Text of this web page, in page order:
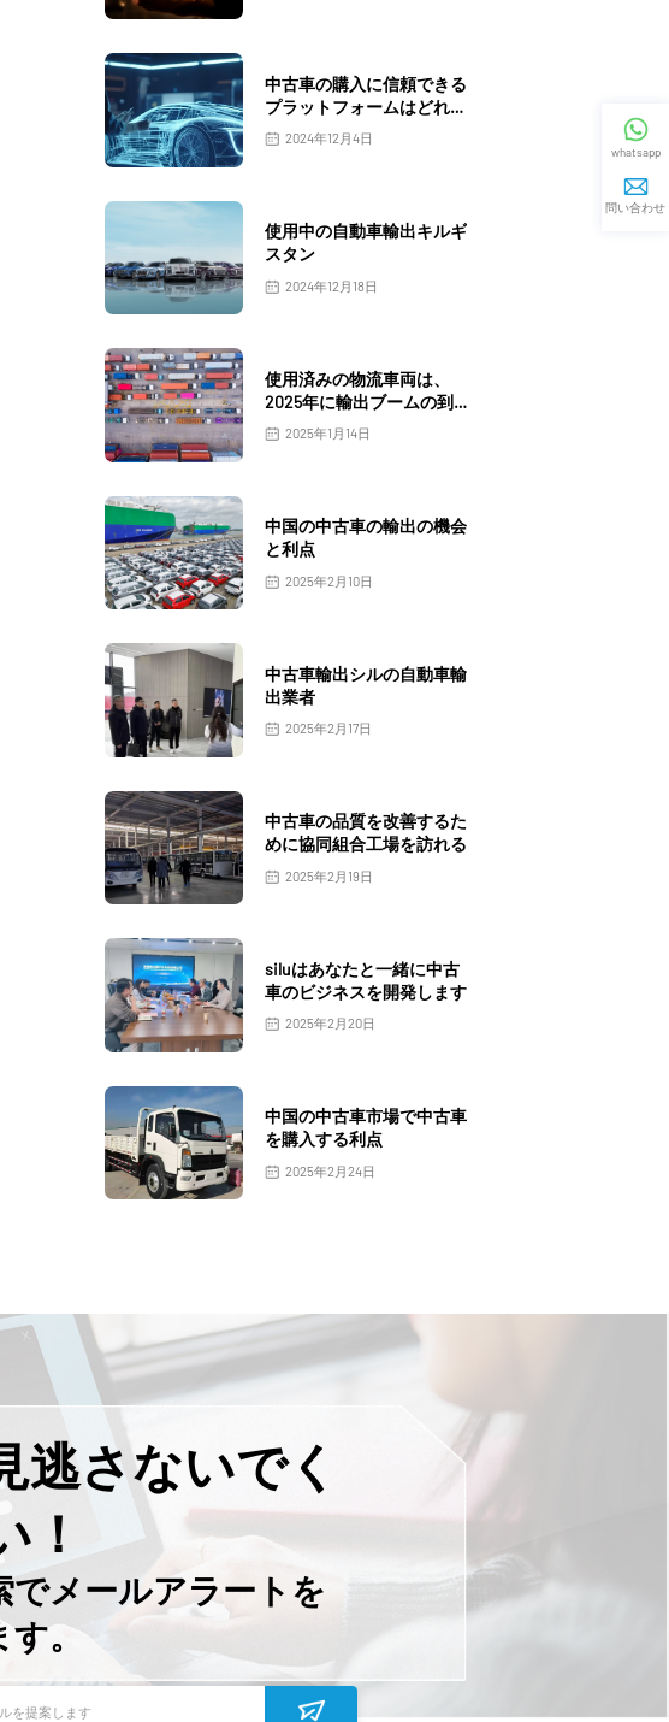
中古車の購入に信頼できる
プラットフォームはどれで
すか？
2024年12月4日
使用中の自動車輸出キルギ
スタン
2024年12月18日
使用済みの物流車両は、
2025年に輸出ブームの到
来を告げます
2025年1月14日
中国の中古車の輸出の機会
と利点
2025年2月10日
中古車輸出シルの自動車輸
出業者
2025年2月17日
中古車の品質を改善するた
めに協同組合工場を訪れる
2025年2月19日
siluはあなたと一緒に中古
車のビジネスを開発します
2025年2月20日
中国の中古車市場で中古車
を購入する利点
2025年2月24日
逃さないでく
！
で​​メールアラートを
す。
whatsapp
問い合わせ